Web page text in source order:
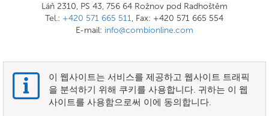
Láň 2310, PS 43, 756 64 Rožnov pod Radhoštěm
Tel.: +420 571 665 511, Fax: +420 571 665 554
E-mail: info@combionline.com
OnlineMenu
이용약관
이 웹사이트는 서비스를 제공하고 웹사이트 트래픽
을 분석하기 위해 쿠키를 사용합니다. 귀하는 이 웹
사이트를 사용함으로써 이에 동의합니다.